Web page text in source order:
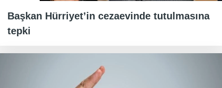
Başkan Hürriyet’in cezaevinde tutulmasına
tepki